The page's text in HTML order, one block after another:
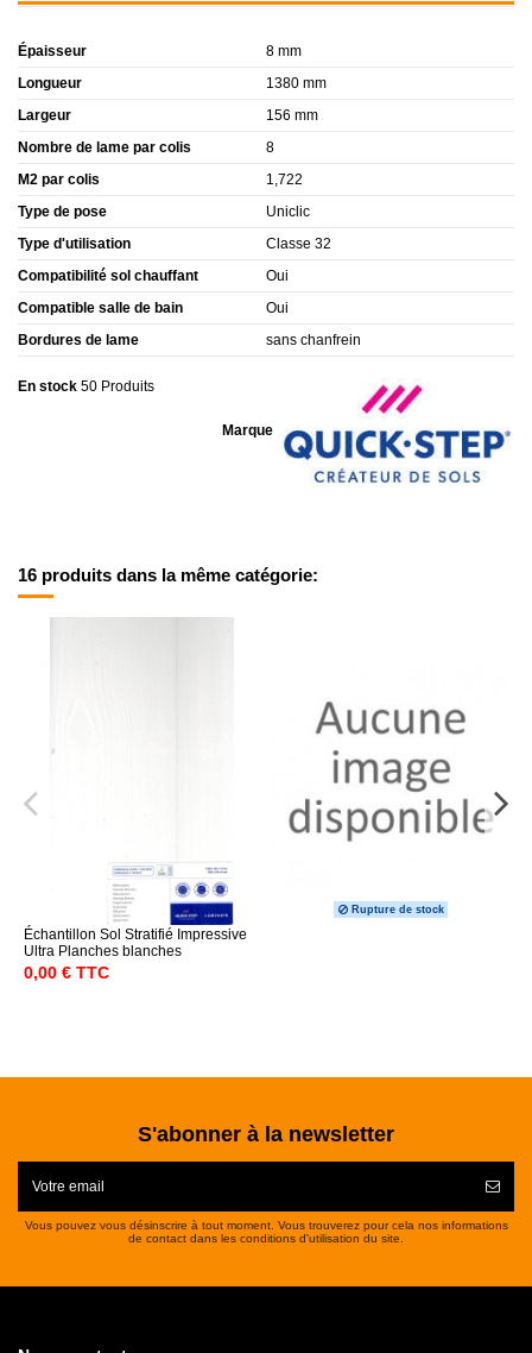
Épaisseur
8 mm
Longueur
1380 mm
Largeur
156 mm
Nombre de lame par colis
8
M2 par colis
1,722
Type de pose
Uniclic
Type d'utilisation
Classe 32
Compatibilité sol chauffant
Oui
Compatible salle de bain
Oui
Bordures de lame
sans chanfrein
Marque
En stock 50 Produits
16 produits dans la même catégorie:
Échantillon Sol Stratifié Impressive
Ultra Planches blanches
0,00 € TTC
Rupture de stock
S'abonner à la newsletter
Vous pouvez vous désinscrire à tout moment. Vous trouverez pour cela nos informations
de contact dans les conditions d'utilisation du site.